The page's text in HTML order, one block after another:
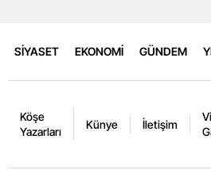
SİYASET EKONOMİ GÜNDEM
Köşe
Yazarları
Künye İletişim